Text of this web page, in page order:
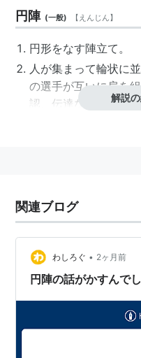
円陣 (一般) 【 えんじん】
円形をなす陣立て。
人が集まって輪状に
の選手が互いに肩を
認、伝達などのほか
解説
関連ブログ
わしろぐ • 2ヶ月前
円陣の話がかすんで